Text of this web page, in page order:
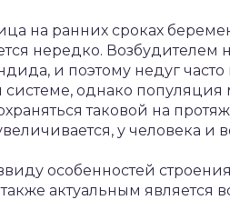
на ранних сроках
нередко. Возбудителем
и поэтому недуг
системе, однако
таковой на
у человека и
особенностей
актуальным является